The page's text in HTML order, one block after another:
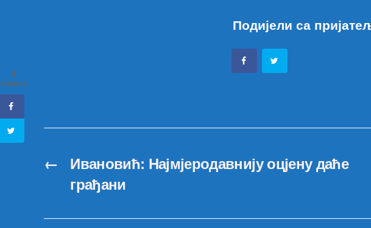
Подијели са
←
Ивановић: Најмјеродавнију оцјену даће
грађани
0
SHARES